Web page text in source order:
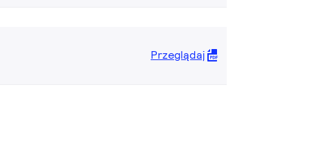
Przeglądaj